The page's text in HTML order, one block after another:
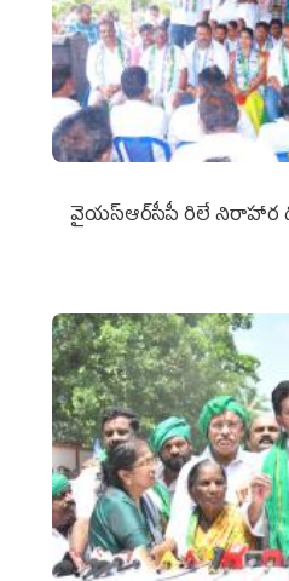
వైయ‌స్ఆర్‌సీపీ రిలే నిరాహార